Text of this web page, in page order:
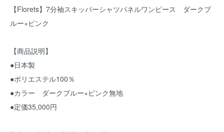
【Florets】7分袖スキッパーシャツパネルワンピース ダークブ
ルー×ピンク
【商品説明】
●日本製
●ポリエステル100％
●カラー ダークブルー×ピンク無地
●定価35,000円